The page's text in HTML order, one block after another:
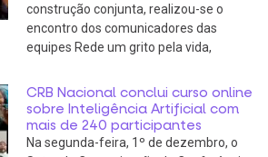
construção conjunta, realizou-se o
encontro dos comunicadores das
equipes Rede um grito pela vida,
CRB Nacional conclui curso online
sobre Inteligência Artificial com
mais de 240 participantes
Na segunda-feira, 1º de dezembro, o